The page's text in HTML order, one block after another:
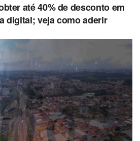
até 40% de desconto em
digital; veja como aderir